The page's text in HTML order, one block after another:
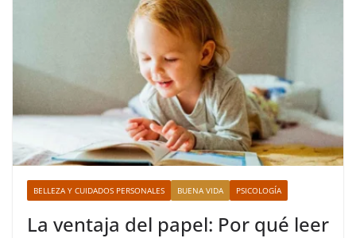
BELLEZA Y CUIDADOS PERSONALES BUENA VIDA PSICOLOGÍA
La ventaja del papel: Por qué leer